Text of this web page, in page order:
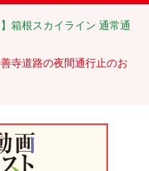
】箱根スカイライン 通常通
寺道路の夜間通行止のお